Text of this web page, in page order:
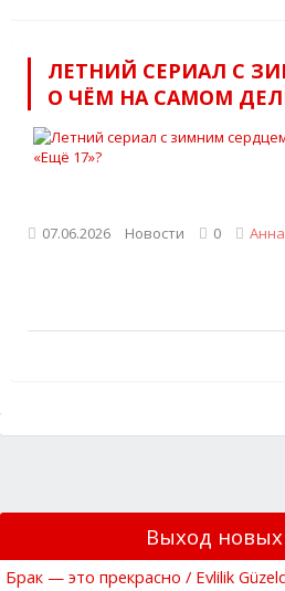
ЛЕТНИЙ СЕРИАЛ С
О ЧЁМ НА САМОМ
07.06.2026 Новости 0
Выход
Брак — это прекрасно / Evlilik